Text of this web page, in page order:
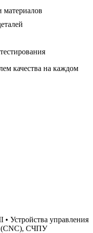
качества на каждом
• Устройства управления
(CNC), СЧПУ